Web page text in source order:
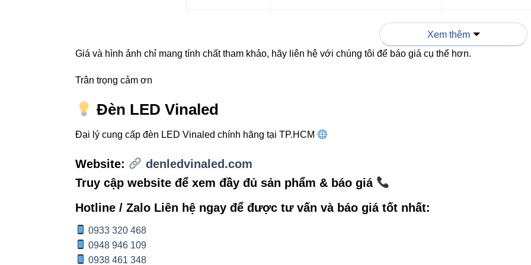
10.000-15.000 giờ
Chuẩn bảo vệ IP54 IP20-IP44
Chọn vị trí tường hoặc cổng ra ngoài phù hợp, tránh các vật cản và vị
Kết nối nguồn điện đúng điện áp 220-240VAC.
Xem thêm
Giá và hình ảnh chỉ mang tính chất tham khảo, hãy liên hệ với chúng tôi để báo giá cụ thể hơn.
Trân trọng cảm ơn
Đèn LED Vinaled
Đại lý cung cấp đèn LED Vinaled chính hãng tại TP.HCM
Website:
denledvinaled.com
Truy cập website để xem đầy đủ sản phẩm & báo giá
Hotline / Zalo Liên hệ ngay để được tư vấn và báo giá tốt nhất:
0933 320 468
0948 946 109
0938 461 348